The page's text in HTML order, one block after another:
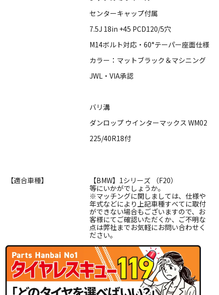
センターキャップ付属
7.5J 18in +45 PCD120/5穴
M14ボルト対応・60°テーパー座面仕様
カラー：マットブラック＆マシニング
JWL・VIA承認
バリ溝
ダンロップ ウインターマックス WM02
225/40R18付
【適合車種】
【BMW】1シリーズ （F20）
等にいかがでしょうか。
※マッチングに関しましては、仕様や
年式などにより上記車種すべてに取付
ができない場合もございますので、お
客様にてご確認いただくか、ご不明な
点は弊社までお気軽にお問い合わせく
ださい。